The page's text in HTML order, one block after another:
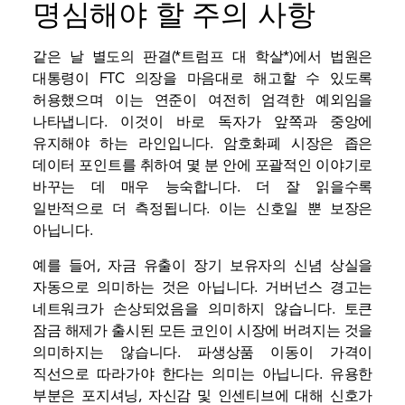
명심해야 할 주의 사항
같은 날 별도의 판결(*트럼프 대 학살*)에서 법원은
대통령이 FTC 의장을 마음대로 해고할 수 있도록
허용했으며 이는 연준이 여전히 엄격한 예외임을
나타냅니다. 이것이 바로 독자가 앞쪽과 중앙에
유지해야 하는 라인입니다. 암호화폐 시장은 좁은
데이터 포인트를 취하여 몇 분 안에 포괄적인 이야기로
바꾸는 데 매우 능숙합니다. 더 잘 읽을수록
일반적으로 더 측정됩니다. 이는 신호일 뿐 보장은
아닙니다.
예를 들어, 자금 유출이 장기 보유자의 신념 상실을
자동으로 의미하는 것은 아닙니다. 거버넌스 경고는
네트워크가 손상되었음을 의미하지 않습니다. 토큰
잠금 해제가 출시된 모든 코인이 시장에 버려지는 것을
의미하지는 않습니다. 파생상품 이동이 가격이
직선으로 따라가야 한다는 의미는 아닙니다. 유용한
부분은 포지셔닝, 자신감 및 인센티브에 대해 신호가